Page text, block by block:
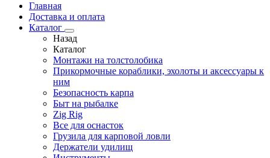
Главная
Доставка и оплата
Каталог
Назад
Каталог
Монтажи на толстолобика
Прикормочные кораблики, эхолоты и аксессуары к
ним
Безопасность карпа
Быт на рыбалке
Zig Rig
Все для оснасток
Грузила для карповой ловли
Держатели удилищ